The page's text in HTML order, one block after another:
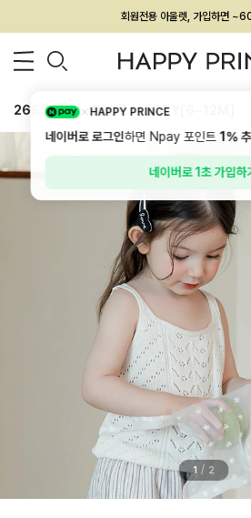
멤버십 최대 28,000원
26SS 신상 BEST BABY[6~12M]
1 / 2
HAPPY PRINCE
네이버로 로그인하면 Npay 포인트1%
네이버로 1초 가입하